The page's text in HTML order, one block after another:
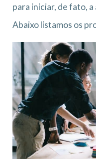
para iniciar, de fato,
Abaixo listamos os